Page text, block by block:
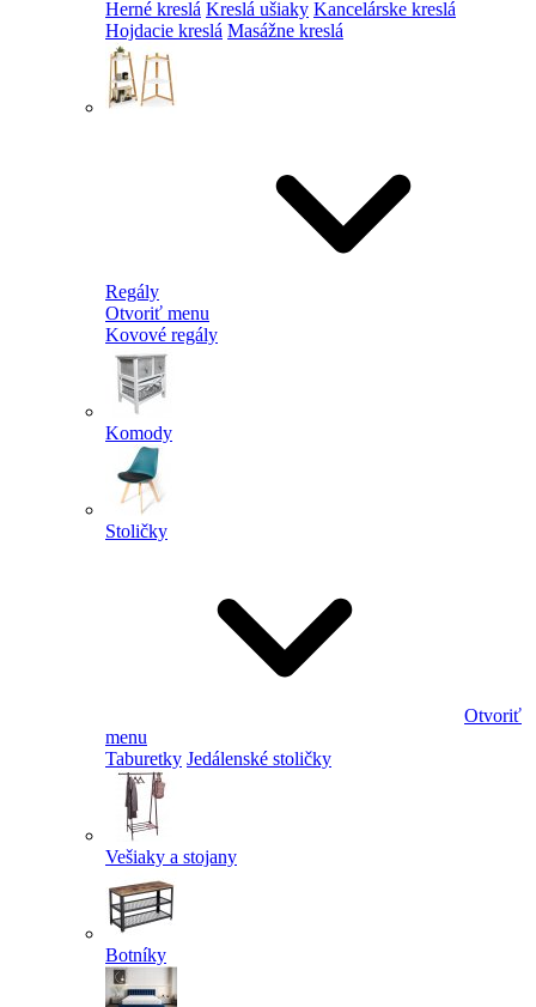
Herné kreslá Kreslá ušiaky Kancelárske kreslá
Hojdacie kreslá Masážne kreslá
Regály
Otvoriť menu
Kovové regály
Komody
Stoličky
Otvoriť
menu
Taburetky Jedálenské stoličky
Vešiaky a stojany
Botníky